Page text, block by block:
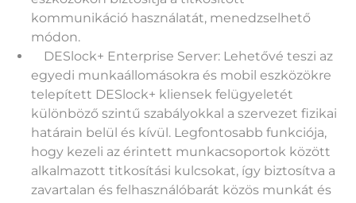
kommunikáció használatát, menedzselhető
módon.
DESlock+ Enterprise Server: Lehetővé teszi az
egyedi munkaállomásokra és mobil eszközökre
telepített DESlock+ kliensek felügyeletét
különböző szintű szabályokkal a szervezet fizikai
határain belül és kívül. Legfontosabb funkciója,
hogy kezeli az érintett munkacsoportok között
alkalmazott titkosítási kulcsokat, így biztosítva a
zavartalan és felhasználóbarát közös munkát és